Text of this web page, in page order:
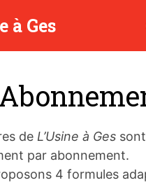
à Ges
de L’Usine à Ges
par abonnement.
4 formules